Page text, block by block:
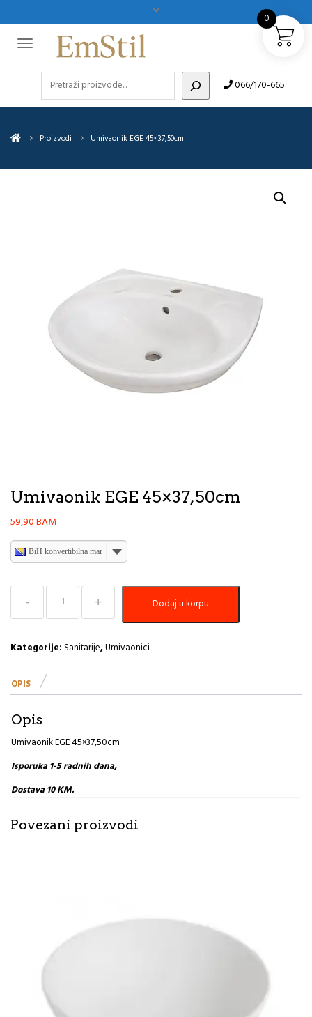
066/170-665
Proizvodi Umivaonik EGE 45×37,50cm
Umivaonik EGE 45×37,50cm
59,90BAM
BiH konvertibilna marka
Umivaonik
45×37,50cm
Dodaj u korpu
Kategorije: Sanitarije,Umivaonici
OPIS
Opis
Umivaonik EGE 45×37,50cm
Isporuka 1-5 radnih dana,
Dostava 10 KM.
Povezani proizvodi
0